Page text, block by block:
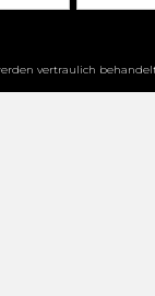
vertraulich